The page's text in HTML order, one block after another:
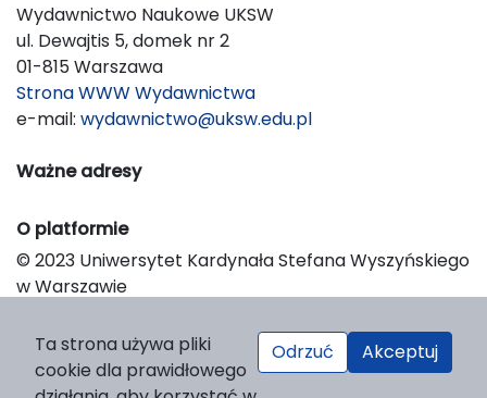
Wydawnictwo Naukowe UKSW
ul. Dewajtis 5, domek nr 2
01-815 Warszawa
Strona WWW Wydawnictwa
e-mail: wydawnictwo@uksw.edu.pl
Ważne adresy
O platformie
© 2023 Uniwersytet Kardynała Stefana Wyszyńskiego
w Warszawie
Platform & Workflow by OJS/PKP
Ta strona używa pliki
cookie dla prawidłowego
Odrzuć Akceptuj